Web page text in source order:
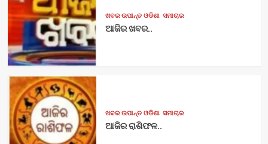
ଖବର ଉପାନ୍ତ ଓଡିଶା ସମାଚାର
ଆଜିର ଖବର..
ଖବର ଉପାନ୍ତ ଓଡିଶା ସମାଚାର
ଆଜିର ରାଶିଫଳ..